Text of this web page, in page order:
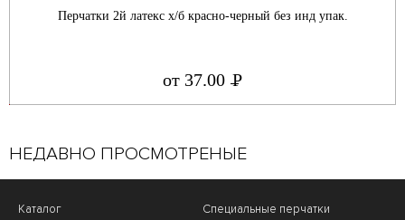
Перчатки 2й латекс х/б красно-черный без инд упак.
от 37.00 Р
УБ.
НЕДАВНО ПРОСМОТРЕНЫЕ
Каталог
Специальные перчатки